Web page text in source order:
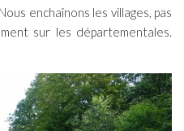
enchaînons les villages, pas
sur les départementales.